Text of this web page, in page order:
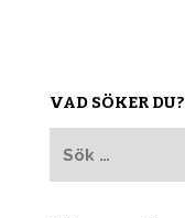
VAD SÖKER DU?